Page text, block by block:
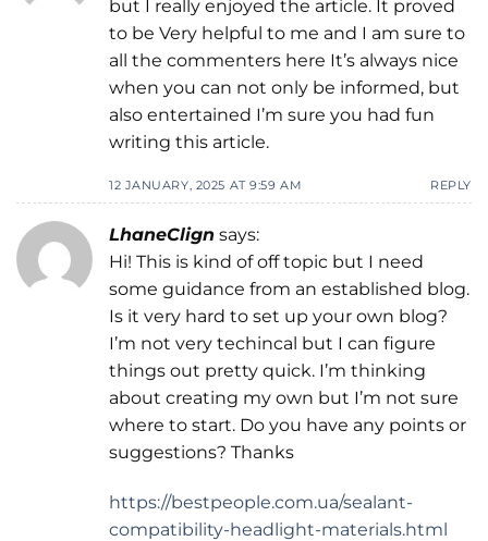
but I really enjoyed the article. It proved
to be Very helpful to me and I am sure to
all the commenters here It’s always nice
when you can not only be informed, but
also entertained I’m sure you had fun
writing this article.
12 JANUARY, 2025 AT 9:59 AM REPLY
LhaneClign says:
Hi! This is kind of off topic but I need
some guidance from an established blog.
Is it very hard to set up your own blog?
I’m not very techincal but I can figure
things out pretty quick. I’m thinking
about creating my own but I’m not sure
where to start. Do you have any points or
suggestions? Thanks
https://bestpeople.com.ua/sealant-
compatibility-headlight-materials.html